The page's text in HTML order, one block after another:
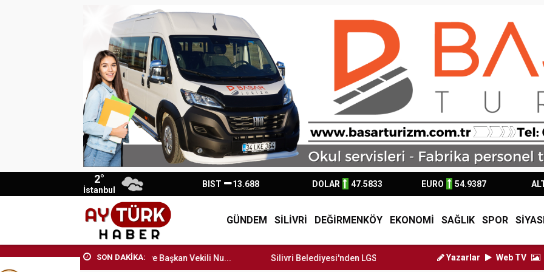
2°
İstanbul
BIST 13.688 DOLAR 47.5833 EURO 54.9387
GÜNDEM SİLİVRİ DEĞİRMENKÖY EKONOMİ SAĞLIK SPOR
SON DAKİKA:
Büyükşehir Belediye Başkan Vekili Nu... Silivri Belediyesi'nden LGS ve YKS Adaylarına... LGS’de ilk yerleştirme sonuç
Yazarlar Web TV